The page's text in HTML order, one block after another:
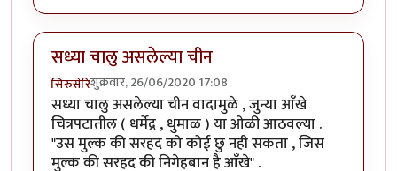
सध्या चालु असलेल्या चीन
सिरुसेरिशुक्रवार, 26/06/2020 17:08
सध्या चालु असलेल्या चीन वादामुळे , जुन्या आँखे
चित्रपटातील ( धर्मेद्र , धुमाळ ) या ओळी आठवल्या .
"उस मुल्क की सरहद को कोई छु नही सकता , जिस
मुल्क की सरहद की निगेहबान है आँखे" .